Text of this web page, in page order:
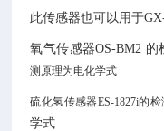
此传感器也可以用于
氧气传感器OS-BM2 的
测原理为电化学式
硫化氢传感器ES-1827i的检
学式